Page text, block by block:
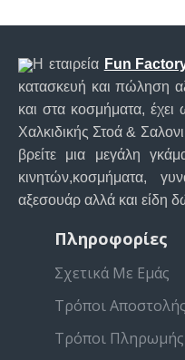
Η εταιρεία Fun
κατασκευή και πώληση
και στα κοσμήματα,
Χαλκιδικής Στοά &
βρείτε μια μεγάλη
κινητών,κοσμήματα,
αξεσουάρ αλλά και είδη
Πληροφορίες
Σχετικά Με Εμάς
Τρόποι Αποστολής
Τρόποι Πληρωμής